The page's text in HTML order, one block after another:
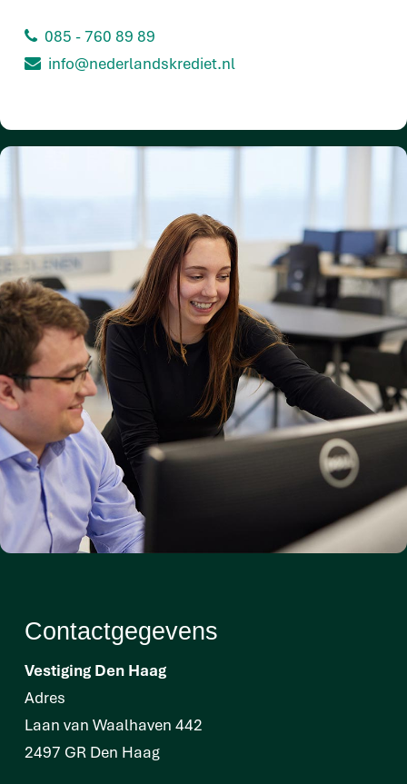
085 - 760 89 89
info@nederlandskrediet.nl
Contactgegevens
Vestiging Den Haag
Adres
Laan van Waalhaven 442
2497 GR Den Haag